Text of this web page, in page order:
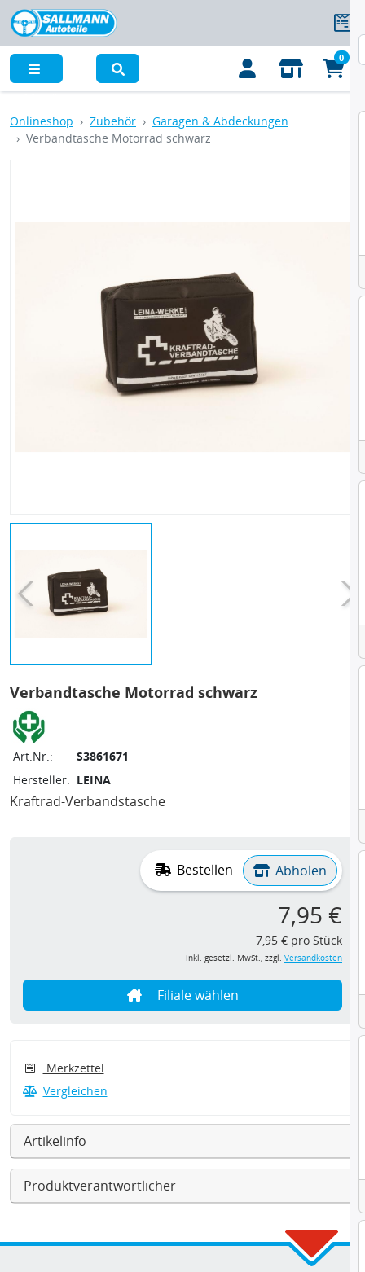
0
Onlineshop Zubehör
Garagen & Abdeckungen
Verbandtasche Motorrad schwarz
Verbandtasche Motorrad schwarz
Art.Nr.:
S3861671
Hersteller: LEINA
Kraftrad-Verbandstasche
Bestellen Abholen
7,95 €
7,95 € pro Stück
inkl. gesetzl. MwSt., zzgl. Versandkosten
Filiale wählen
Merkzettel
Vergleichen
Artikelinfo
Produktverantwortlicher